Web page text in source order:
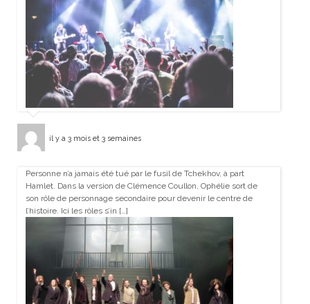
il y a 3 mois et 3 semaines
Personne n’a jamais été tué par le fusil de Tchekhov, à part
Hamlet. Dans la version de Clémence Coullon, Ophélie sort de
son rôle de personnage secondaire pour devenir le centre de
l’histoire. Ici les rôles s’in […]